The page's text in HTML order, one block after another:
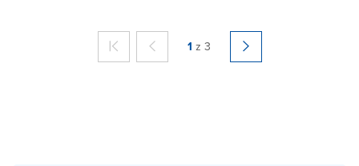
1 z 3